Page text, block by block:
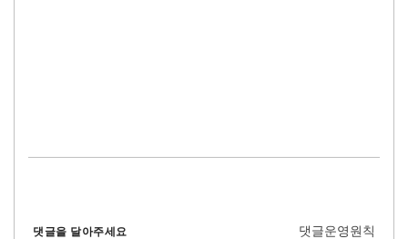
댓글을 달아주세요 댓글운영원칙